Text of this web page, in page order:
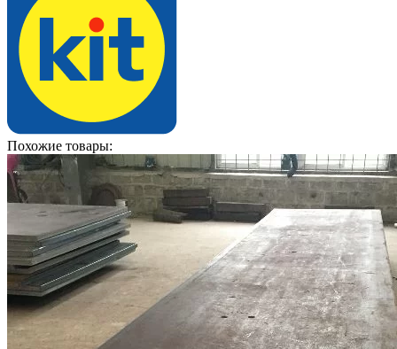
Похожие товары: